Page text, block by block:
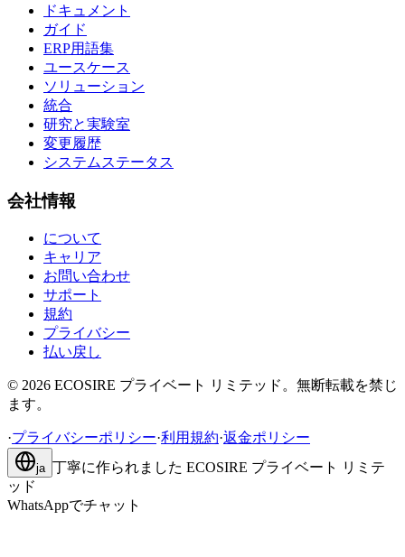
ドキュメント
ガイド
ERP用語集
ユースケース
ソリューション
統合
研究と実験室
変更履歴
システムステータス
会社情報
について
キャリア
お問い合わせ
サポート
規約
プライバシー
払い戻し
© 2026 ECOSIRE プライベート リミテッド。無断転載を禁じ
ます。
·プライバシーポリシー·利用規約·返金ポリシー
ja 丁寧に作られました ECOSIRE プライベート リミテ
ッド
WhatsAppでチャット